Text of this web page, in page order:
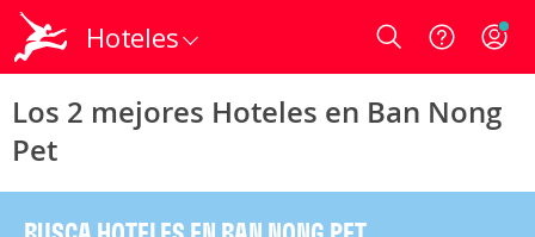
Hoteles Login
Los 2 mejores Hoteles en Ban Nong
Pet